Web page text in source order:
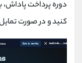
کنید و در صورت